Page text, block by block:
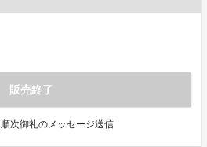
販売終了
次御礼のメッセージ送信